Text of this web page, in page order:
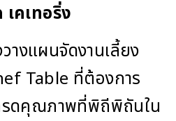
คเทอริ่ง
งแผนจัดงานเลี้ยง
Table ที่ต้องการ
รดคุณภาพที่พิถีพิถันใน